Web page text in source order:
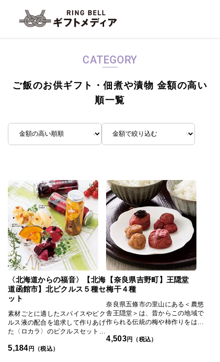
CATEGORY
ご飯のお供ギフト・佃煮や漬物 金額の高い
順一覧
〈北海道からの福音〉【北海
道函館市】北ピクルス５種セ
ット
素材ごとに適したスパイスやピク
ルス液の配合を追求して作りあげ
た〈ロカラ〉のピクルスセット。
ルスはそのまま食べてもよし、料
5,184円（税込）
【奈良県吉野町】王隠堂
梅干４種
奈良県五條市の里山にある＜農悠
舎王隠堂＞は、昔からこの地域で
作られる伝統の梅や柿作りをはじ
食の素晴らしさを伝え続けたいと
4,503円（税込）